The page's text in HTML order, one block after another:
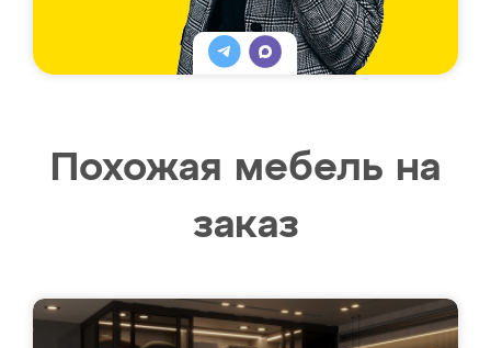
Похожая мебель на
заказ